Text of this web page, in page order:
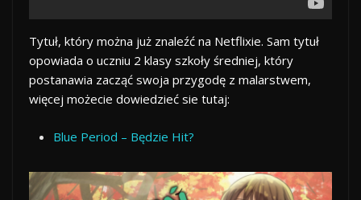
Tytuł, który można już znaleźć na Netflixie. Sam tytuł
opowiada o uczniu 2 klasy szkoły średniej, który
postanawia zacząć swoja przygodę z malarstwem,
więcej możecie dowiedzieć sie tutaj:
Blue Period – Będzie Hit?